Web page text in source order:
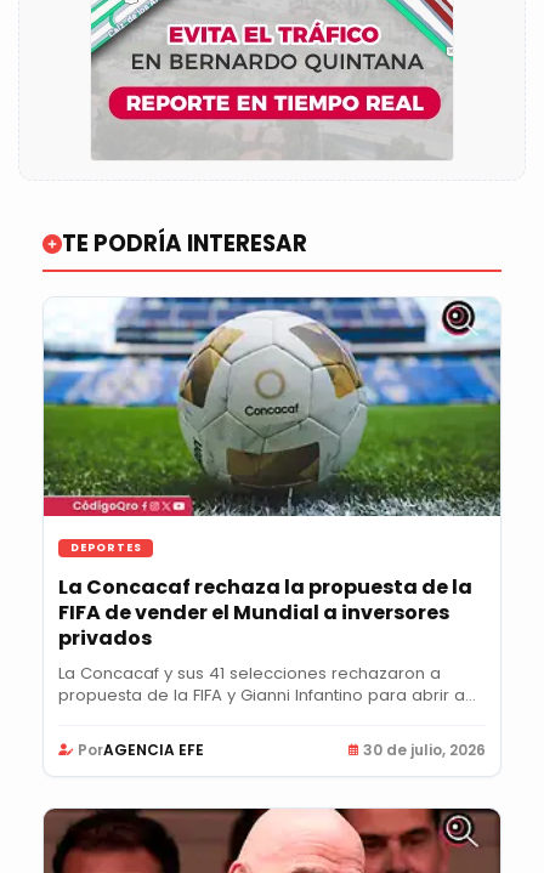
TE PODRÍA INTERESAR
DEPORTES
La Concacaf rechaza la propuesta de la
FIFA de vender el Mundial a inversores
privados
La Concacaf y sus 41 selecciones rechazaron a
propuesta de la FIFA y Gianni Infantino para abrir a...
PorAGENCIA EFE 30 de julio, 2026